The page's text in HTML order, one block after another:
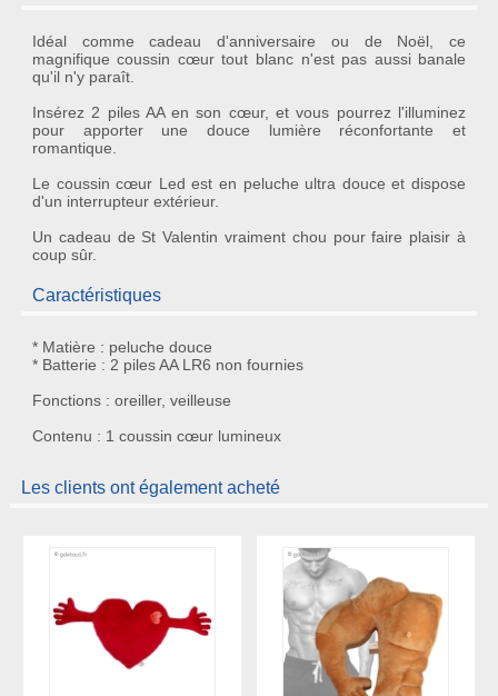
Idéal commecadeau d'anniversaire ou de Noël , ce
magnifiquecoussin cœurtout blanc n'est pas aussi banale
qu'il n'y paraît.
Insérez 2 piles AA en son cœur, et vous pourrez l'illuminez
pour apporter une douce lumière réconfortante et
romantique.
Le coussin cœur Led est en peluche ultra douce et dispose
d'un interrupteur extérieur.
Un cadeau de St Valentin vraiment chou pour faire plaisir à
coup sûr.
Caractéristiques
* Matière : peluche douce
* Batterie : 2 piles AA LR6 non fournies
Fonctions : oreiller, veilleuse
Contenu : 1 coussin cœur lumineux
Les clients ont également acheté